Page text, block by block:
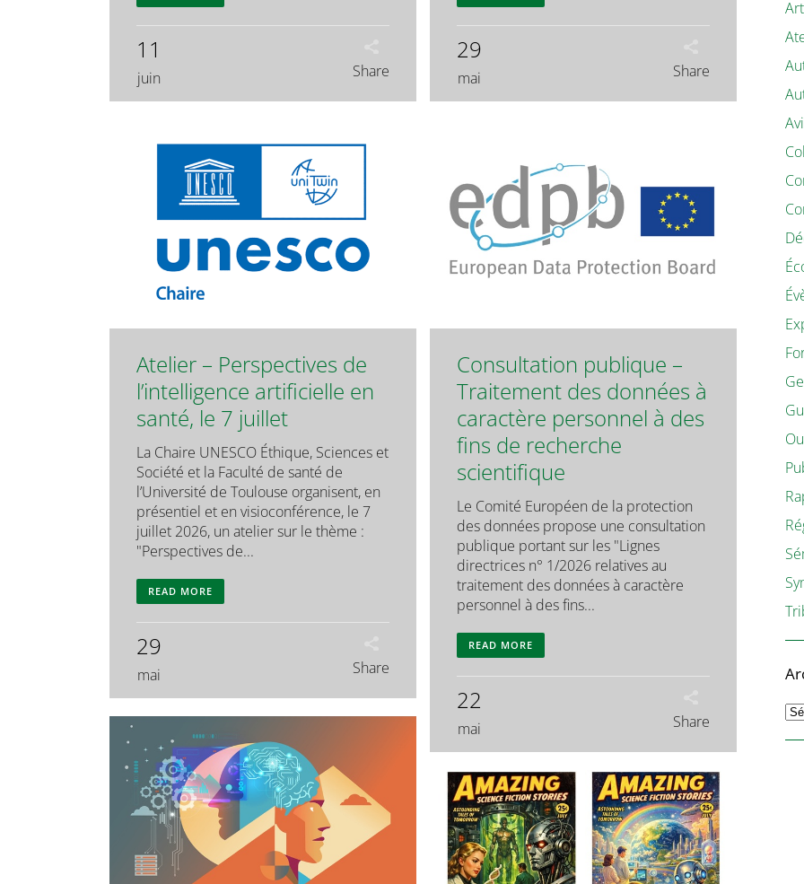
11
juin Share
29
mai Share
Atelier – Perspectives de
l’intelligence artificielle en
santé, le 7 juillet
La Chaire UNESCO Éthique, Sciences et
Société et la Faculté de santé de
l’Université de Toulouse organisent, en
présentiel et en visioconférence, le 7
juillet 2026, un atelier sur le thème :
"Perspectives de...
READ MORE
29
mai Share
Consultation publique –
Traitement des données à
caractère personnel à des
fins de recherche
scientifique
Le Comité Européen de la protection
des données propose une consultation
publique portant sur les "Lignes
directrices n° 1/2026 relatives au
traitement des données à caractère
personnel à des fins...
READ MORE
22
mai Share